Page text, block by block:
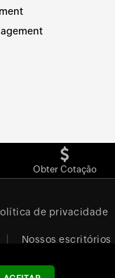
Obter Cotação
de privacidade
Nossos escritórios